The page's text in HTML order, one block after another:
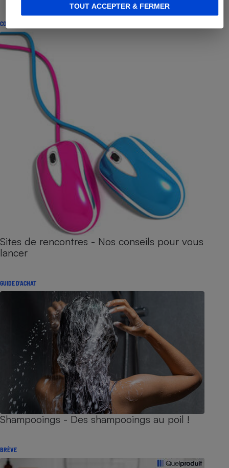
TOUT ACCEPTER & FERMER
CONSEILS
Sites de rencontres - Nos conseils pour vous
lancer
GUIDE D'ACHAT
Shampooings - Des shampooings au poil !
BRÈVE